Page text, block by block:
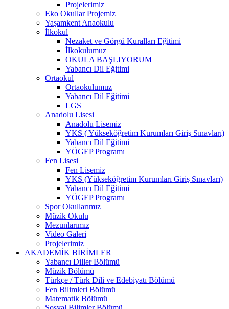
Projelerimiz
Eko Okullar Projemiz
Yaşamkent Anaokulu
İlkokul
Nezaket ve Görgü Kuralları Eğitimi
İlkokulumuz
OKULA BAŞLIYORUM
Yabancı Dil Eğitimi
Ortaokul
Ortaokulumuz
Yabancı Dil Eğitimi
LGS
Anadolu Lisesi
Anadolu Lisemiz
YKS ( Yükseköğretim Kurumları Giriş Sınavları)
Yabancı Dil Eğitimi
YÖGEP Programı
Fen Lisesi
Fen Lisemiz
YKS (Yükseköğretim Kurumları Giriş Sınavları)
Yabancı Dil Eğitimi
YÖGEP Programı
Spor Okullarımız
Müzik Okulu
Mezunlarımız
Video Galeri
Projelerimiz
AKADEMİK BİRİMLER
Yabancı Diller Bölümü
Müzik Bölümü
Türkçe / Türk Dili ve Edebiyatı Bölümü
Fen Bilimleri Bölümü
Matematik Bölümü